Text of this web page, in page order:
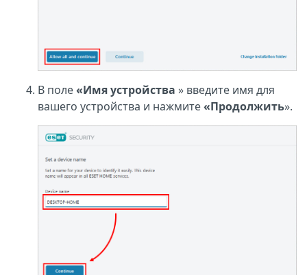
В поле«Имя устройства » введите имя для
вашего устройства и нажмите«Продолжить».